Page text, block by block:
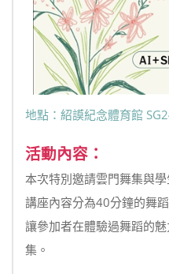
地點：紹謨紀念體育館
活動內容：
本次特別邀請雲門舞集與
講座內容分為40分鐘的舞
讓參加者在體驗過舞蹈的
集。